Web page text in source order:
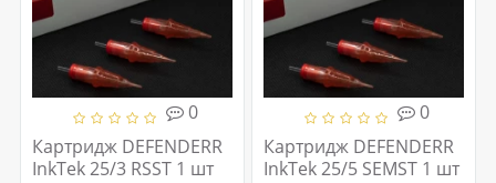
0
Картридж DEFENDERR
InkTek 25/3 RSST 1 шт
0
Картридж DEFENDERR
InkTek 25/5 SEMST 1 шт